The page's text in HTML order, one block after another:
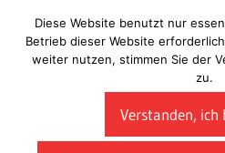
Inhalt
springen
Diese Website benutzt nur
Betrieb dieser Website
weiter nutzen, stimmen Sie der
zu.
Verstanden, ich